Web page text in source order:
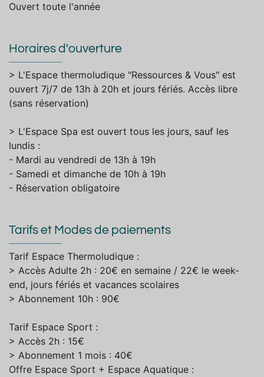
Ouvert toute l'année
Horaires d'ouverture
> L'Espace thermoludique "Ressources & Vous" est
ouvert 7j/7 de 13h à 20h et jours fériés. Accès libre
(sans réservation)
> L'Espace Spa est ouvert tous les jours, sauf les
lundis :
- Mardi au vendredi de 13h à 19h
- Samedi et dimanche de 10h à 19h
- Réservation obligatoire
Tarifs et Modes de paiements
Tarif Espace Thermoludique :
> Accès Adulte 2h : 20€ en semaine / 22€ le week-
end, jours fériés et vacances scolaires
> Abonnement 10h : 90€
Tarif Espace Sport :
> Accès 2h : 15€
> Abonnement 1 mois : 40€
Offre Espace Sport + Espace Aquatique :